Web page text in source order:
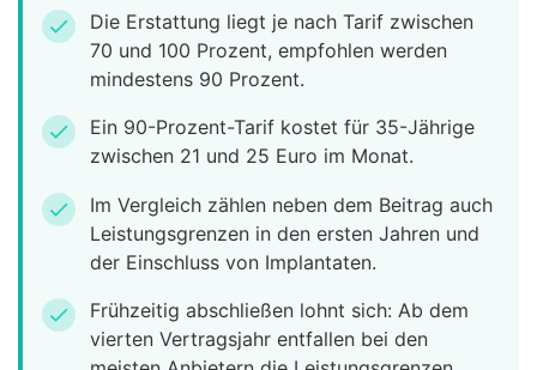
check
Die Erstattung liegt je nach Tarif zwischen
70 und 100 Prozent, empfohlen werden
mindestens 90 Prozent.
check
Ein 90-Prozent-Tarif kostet für 35-Jährige
zwischen 21 und 25 Euro im Monat.
check
Im Vergleich zählen neben dem Beitrag auch
Leistungsgrenzen in den ersten Jahren und
der Einschluss von Implantaten.
check
Frühzeitig abschließen lohnt sich: Ab dem
vierten Vertragsjahr entfallen bei den